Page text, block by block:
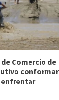
Comercio de
conformar
enfrentar